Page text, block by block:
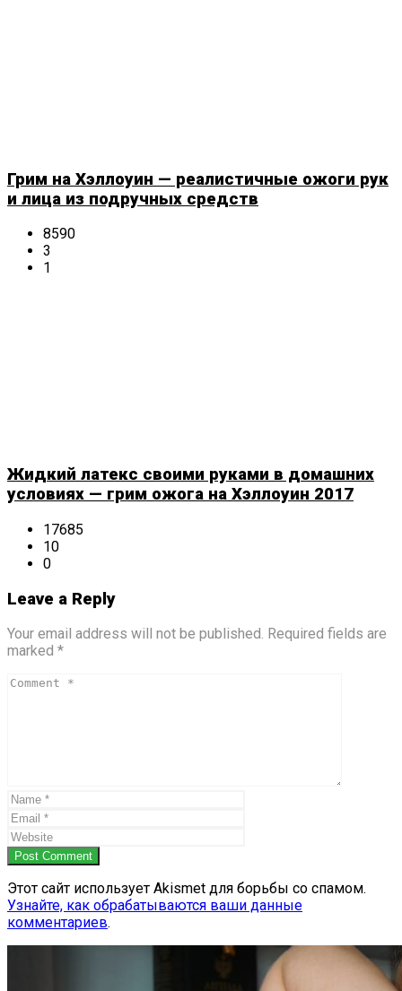
Грим на Хэллоуин — реалистичные ожоги рук
и лица из подручных средств
8590
3
1
Жидкий латекс своими руками в домашних
условиях — грим ожога на Хэллоуин 2017
17685
10
0
Leave a Reply
Your email address will not be published. Required fields are
marked *
Post Comment
Этот сайт использует Akismet для борьбы со спамом.
Узнайте, как обрабатываются ваши данные
комментариев.